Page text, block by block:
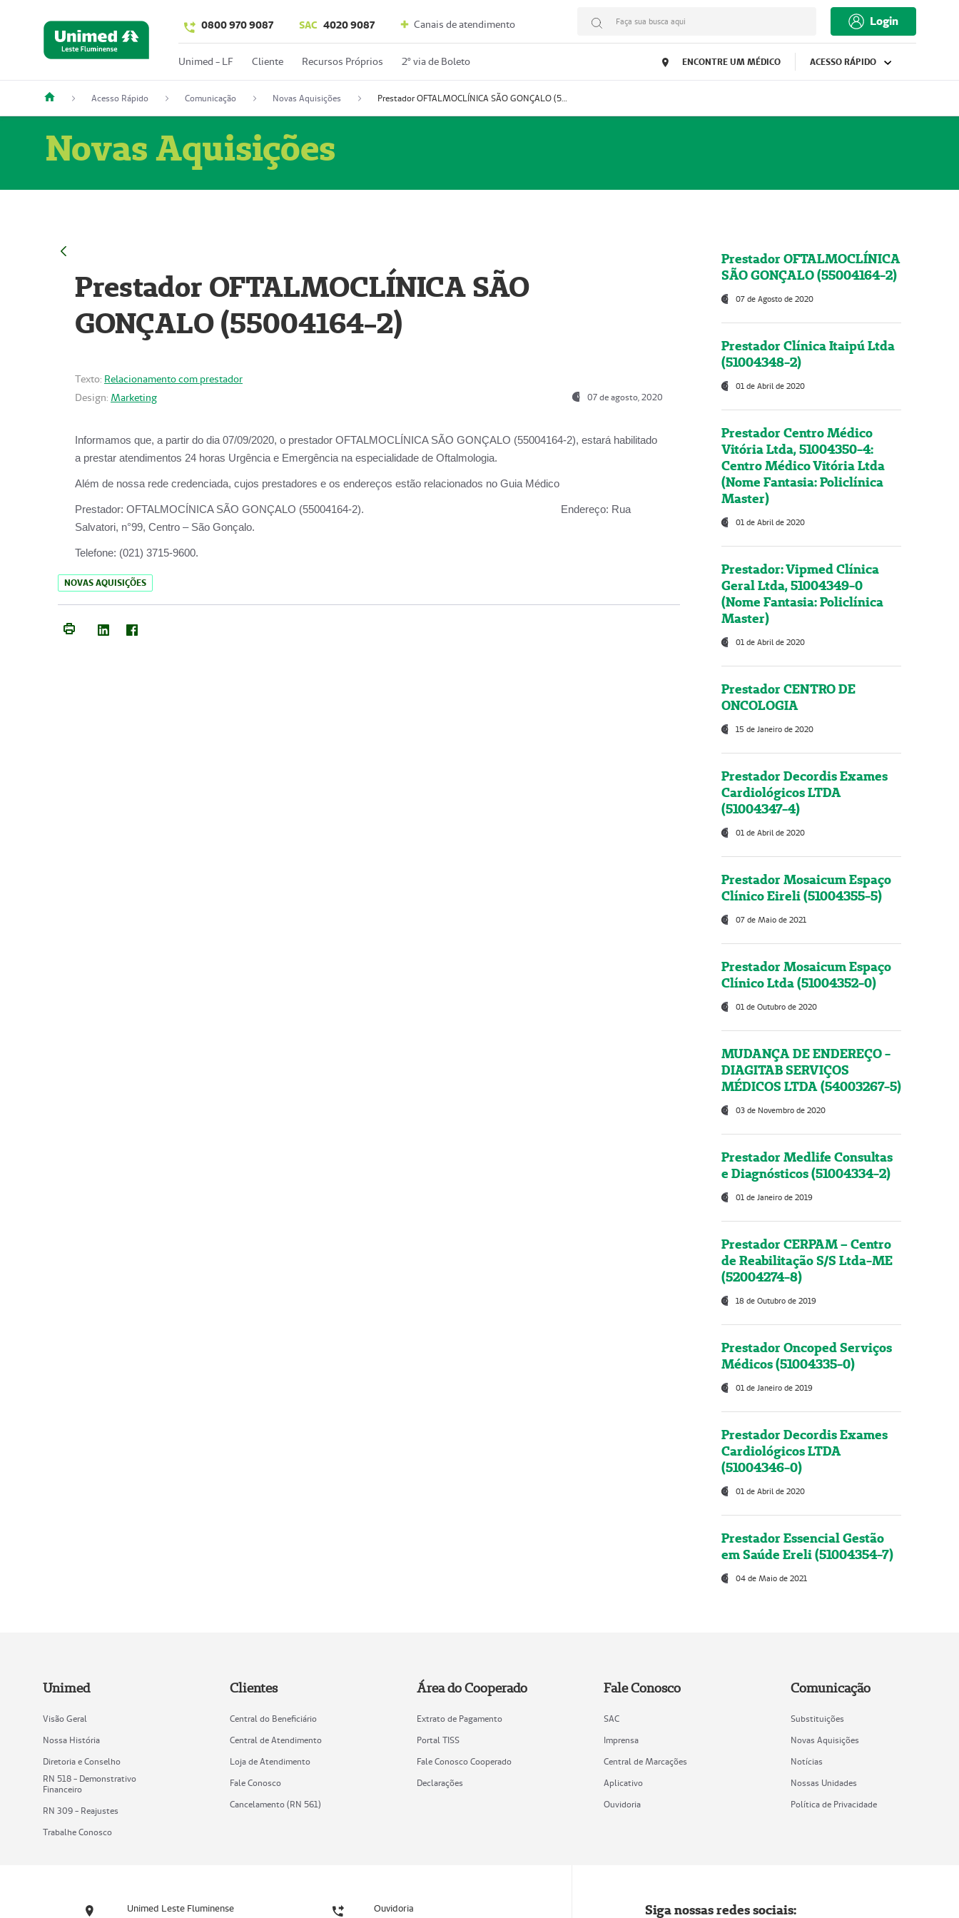
0800 970 9087 SAC 4020 9087 Canais de atendimento Faça sua busca aqui Login
Unimed - LF Cliente Recursos Próprios 2º via de Boleto ENCONTRE UM MÉDICO ACESSO RÁPIDO
Acesso Rápido Comunicação Novas Aquisições Prestador OFTALMOCLÍNICA SÃO GONÇALO (55004164-2)
Novas Aquisições
Prestador OFTALMOCLÍNICA SÃO
GONÇALO (55004164-2)
Texto: Relacionamento com prestador
Design: Marketing 07 de agosto, 2020
Informamos que, a partir do dia 07/09/2020, o prestador OFTALMOCLÍNICA SÃO GONÇALO (55004164-2), estará habilitado
a prestar atendimentos 24 horas Urgência e Emergência na especialidade de Oftalmologia.
Além de nossa rede credenciada, cujos prestadores e os endereços estão relacionados no Guia Médico
Prestador: OFTALMOCÍNICA SÃO GONÇALO (55004164-2). Endereço: Rua
Salvatori, n°99, Centro – São Gonçalo.
Telefone: (021) 3715-9600.
NOVAS AQUISIÇÕES
Prestador OFTALMOCLÍNICA
SÃO GONÇALO (55004164-2)
07 de Agosto de 2020
Prestador Clínica Itaipú Ltda
(51004348-2)
01 de Abril de 2020
Prestador Centro Médico
Vitória Ltda, 51004350-4:
Centro Médico Vitória Ltda
(Nome Fantasia: Policlínica
Master)
01 de Abril de 2020
Prestador: Vipmed Clínica
Geral Ltda, 51004349-0
(Nome Fantasia: Policlínica
Master)
01 de Abril de 2020
Prestador CENTRO DE
ONCOLOGIA
15 de Janeiro de 2020
Prestador Decordis Exames
Cardiológicos LTDA
(51004347-4)
01 de Abril de 2020
Prestador Mosaicum Espaço
Clínico Eireli (51004355-5)
07 de Maio de 2021
Prestador Mosaicum Espaço
Clínico Ltda (51004352-0)
01 de Outubro de 2020
MUDANÇA DE ENDEREÇO -
DIAGITAB SERVIÇOS
MÉDICOS LTDA (54003267-5)
03 de Novembro de 2020
Prestador Medlife Consultas
e Diagnósticos (51004334-2)
01 de Janeiro de 2019
Prestador CERPAM – Centro
de Reabilitação S/S Ltda-ME
(52004274-8)
18 de Outubro de 2019
Prestador Oncoped Serviços
Médicos (51004335-0)
01 de Janeiro de 2019
Prestador Decordis Exames
Cardiológicos LTDA
(51004346-0)
01 de Abril de 2020
Prestador Essencial Gestão
em Saúde Ereli (51004354-7)
04 de Maio de 2021
Unimed
Visão Geral
Nossa História
Diretoria e Conselho
RN 518 - Demonstrativo
Financeiro
RN 309 - Reajustes
Trabalhe Conosco
Clientes
Central do Beneficiário
Central de Atendimento
Loja de Atendimento
Fale Conosco
Cancelamento (RN 561)
Área do Cooperado
Extrato de Pagamento
Portal TISS
Fale Conosco Cooperado
Declarações
Fale Conosco
SAC
Imprensa
Central de Marcações
Aplicativo
Ouvidoria
Comunicação
Substituições
Novas Aquisições
Notícias
Nossas Unidades
Política de Privacidade
Unimed Leste Fluminense Ouvidoria Siga nossas redes sociais: